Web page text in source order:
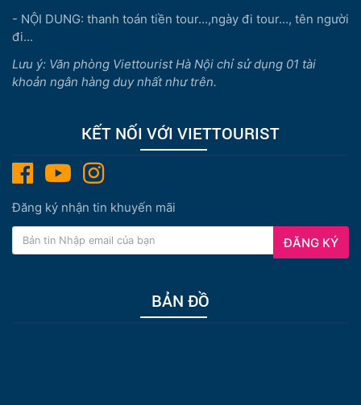
- NỘI DUNG: thanh toán tiền tour...,ngày đi tour..., tên người
đi...
Lưu ý: Văn phòng Viettourist Hà Nội chỉ sử dụng 01 tài
khoản ngân hàng duy nhất như trên.
KẾT NỐI VỚI VIETTOURIST
Đăng ký nhận tin khuyến mãi
ĐĂNG KÝ
BẢN ĐỒ